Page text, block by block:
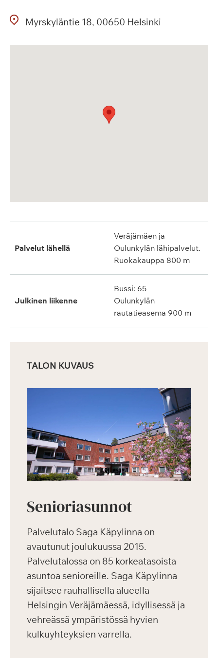
Myrskyläntie 18 00650 Helsinki
Palvelut lähellä
Veräjämäen ja
Oulunkylän lähipalvelut.
Ruokakauppa 800 m
Julkinen liikenne
Bussi: 65
Oulunkylän
rautatieasema 900 m
TALON KUVAUS
Senioriasunnot
Palvelutalo Saga Käpylinna on
avautunut joulukuussa 2015.
Palvelutalossa on 85 korkeatasoista
asuntoa senioreille. Saga Käpylinna
sijaitsee rauhallisella alueella
Helsingin Veräjämäessä, idyllisessä ja
vehreässä ympäristössä hyvien
kulkuyhteyksien varrella.